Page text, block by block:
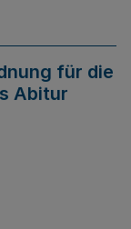
für die
Abitur